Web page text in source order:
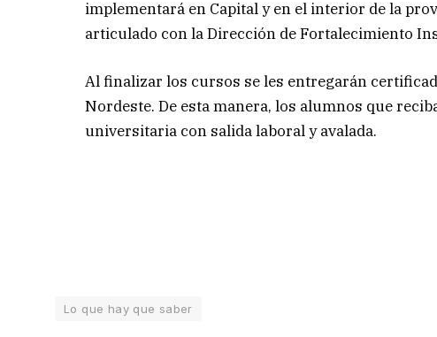
implementará en Capital y en el interior de la
articulado con la Dirección de Fortalecimiento
Al finalizar los cursos se les entregarán
Nordeste. De esta manera, los alumnos que
universitaria con salida laboral y avalada.
Lo que hay que saber